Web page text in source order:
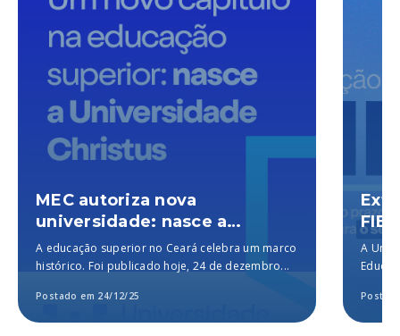
MEC autoriza nova
universidade: nasce a
Universidade Christus, a
melhor particular do Brasil,
A educação superior no Ceará celebra um marco
histórico. Foi publicado hoje, 24 de dezembro...
Postado em 24/12/25
FIES
A